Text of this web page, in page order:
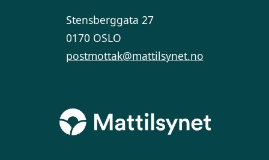
Stensberggata 27
0170 OSLO
postmottak@mattilsynet.no